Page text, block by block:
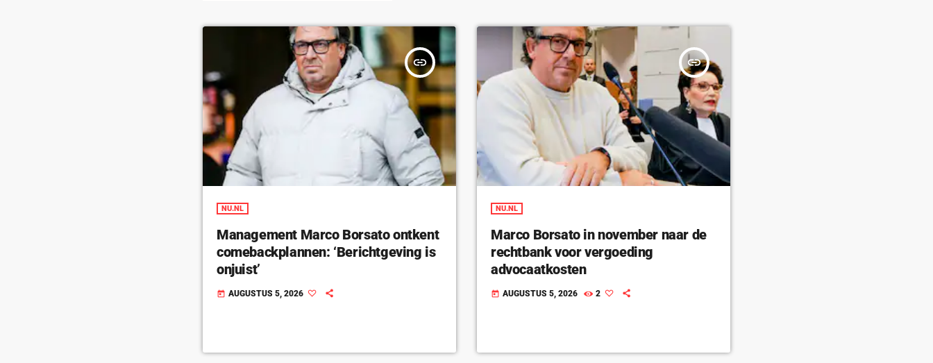
insert_link
NU.NL
Management Marco Borsato ontkent
comebackplannen: ‘Berichtgeving is
onjuist’
today AUGUSTUS 5, 2026
insert_link
NU.NL
Marco Borsato in november naar de
rechtbank voor vergoeding
advocaatkosten
today AUGUSTUS 5, 2026 2